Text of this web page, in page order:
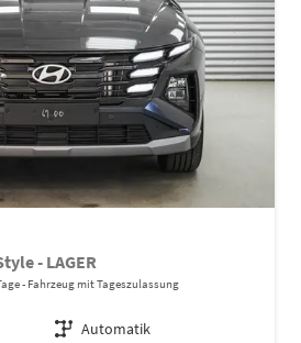
- LAGER
Fahrzeug mit Tageszulassung
Getriebe Automatik